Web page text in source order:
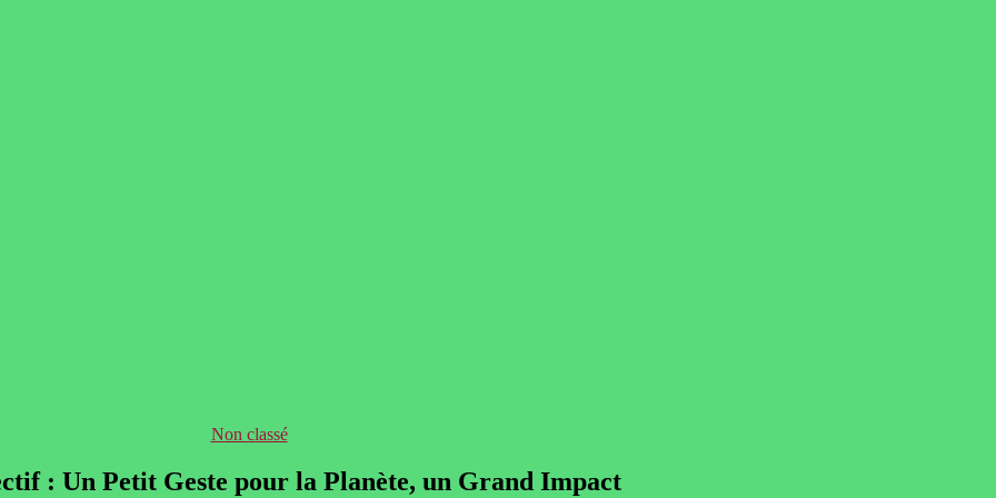
Catégories
Non classé
: Un Petit Geste pour la Planète, un Grand Impact